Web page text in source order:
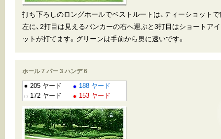
打ち下ろしのロングホールでベストルートは、ティーショット
左に、2打目は見えるバンカーの右へ運ぶと3打目はショートア
ットが打てます。グリーンは手前から奥に速いです。
ホール 7 パー 3 ハンデ 6
205 ヤード
188 ヤード
172 ヤード
153 ヤード